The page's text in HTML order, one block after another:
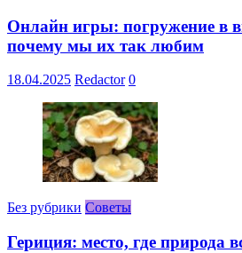
Онлайн игры: погружение в
почему мы их так любим
18.04.2025 Redactor 0
Без рубрики Советы
Гериция: место, где природа